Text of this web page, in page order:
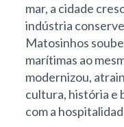
mar, a cidade
indústria
Matosinhos
marítimas ao
modernizou,
cultura, história e
com a